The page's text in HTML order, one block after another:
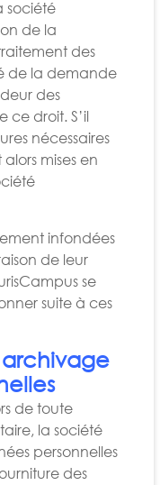
société
de la
des
de la demande
des
ce droit. S’il
nécessaires
mises en
infondées
de leur
se
suite à ces
de toute
la société
personnelles
des